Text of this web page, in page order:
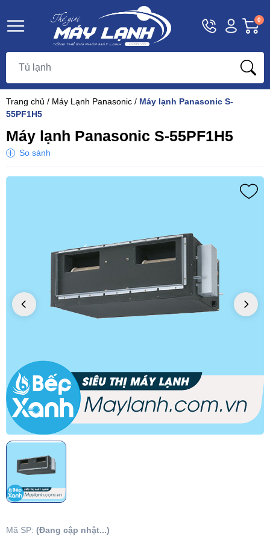
Hotline
1800
Tài
khoản
Khách
0
Trang chủ / Máy Lạnh Panasonic / Máy lạnh Panasonic S-
55PF1H5
Máy lạnh Panasonic S-55PF1H5
So sánh
Mã SP: (Đang cập nhật...)